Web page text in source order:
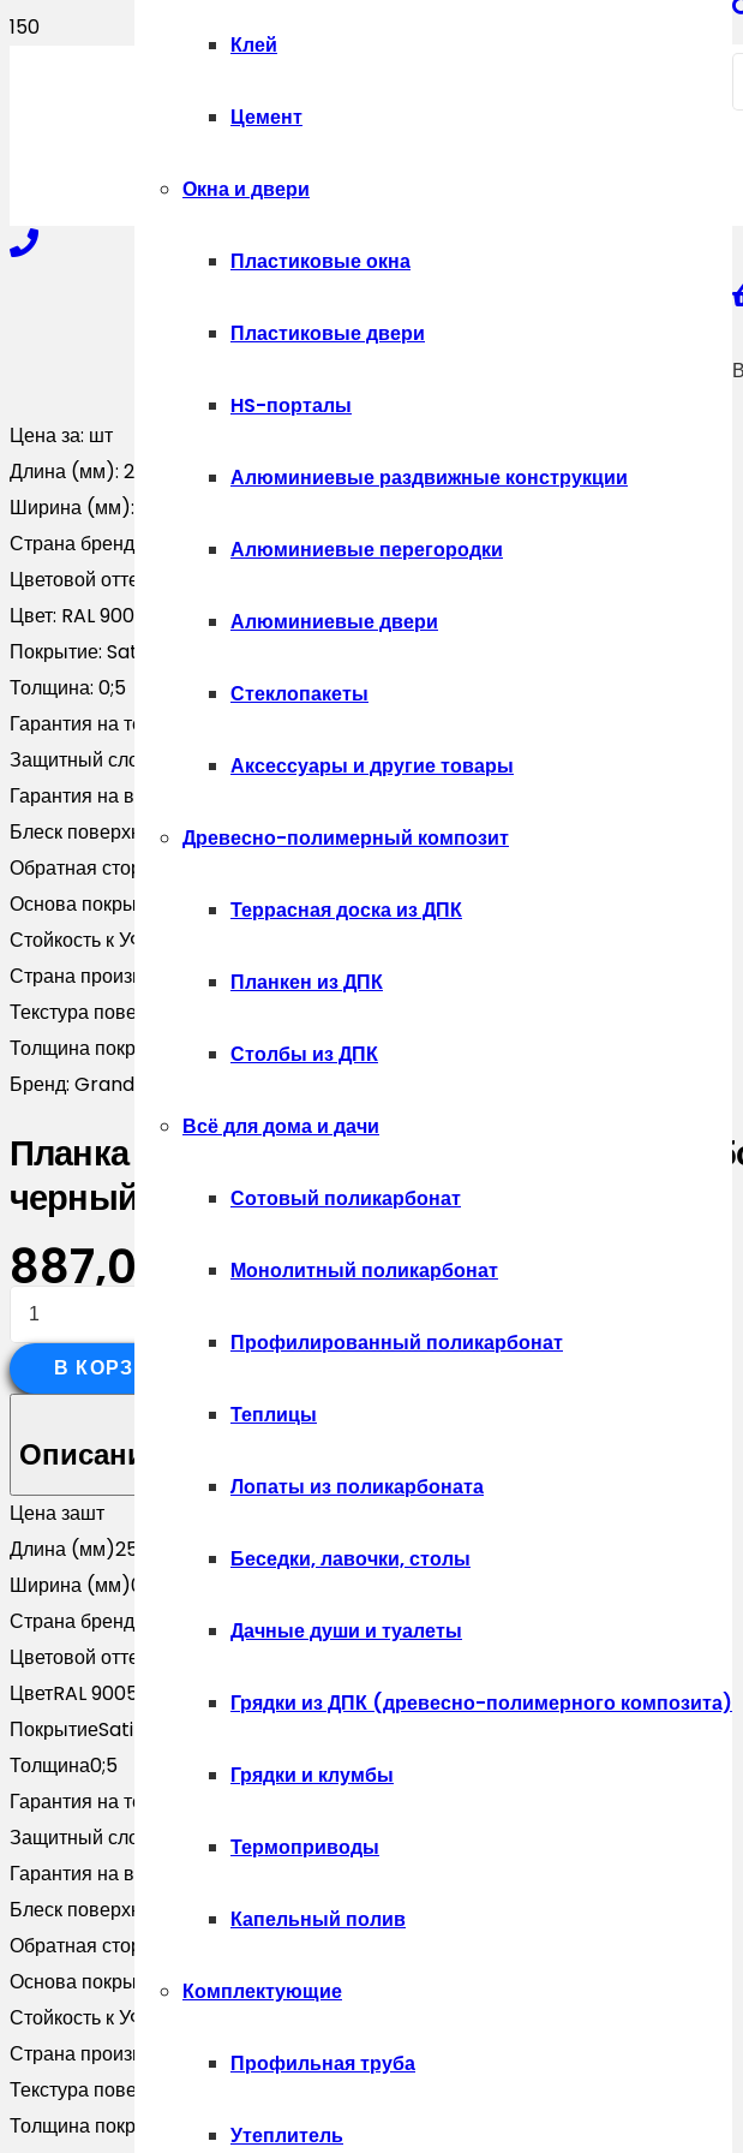
+7-910-327-77-88
Клей
Цемент
Окна и двери
Пластиковые окна
Пластиковые двери
HS-порталы
Алюминиевые раздвижные конструкции
Алюминиевые перегородки
Алюминиевые двери
Стеклопакеты
Аксессуары и другие товары
Древесно-полимерный композит
Террасная доска из ДПК
Планкен из ДПК
Столбы из ДПК
Всё для дома и дачи
Сотовый поликарбонат
Монолитный поликарбонат
Профилированный поликарбонат
Теплицы
Лопаты из поликарбоната
Беседки, лавочки, столы
Дачные души и туалеты
Грядки из ДПК (древесно-полимерного композита)
Грядки и клумбы
Термоприводы
Капельный полив
Комплектующие
Профильная труба
Утеплитель
Цена за: шт
Длина (мм): 2500
Ширина (мм):
Страна бренда:
Россия
Цветовой оттенок:
Цвет: RAL 9005
Покрытие: Satin
Толщина: 0;5
Гарантия на технические хара:
Защитный слой, г/м2: Zn 100-140
Гарантия на внешний вид:
Блеск поверхности:Глянцевая
Обратная сторона:
Основа покрытия:
Полиэфир
Стойкость к УФ:
Страна производитель: Россия
Текстура поверхности:
Толщина покрытия, мкм:25
Бренд: Grand Line
Планка опорная составная внешняя для
черный (2,5м)
887,00
Количество
товара
Планка
составная
для
забора
жалюзи
Palermo
0,5
Satin
RAL
9005
черный
(2,5м)
В КОРЗИНУ
Описание
Цена зашт
Длина (мм)2500
Ширина (мм)0
Страна бренда
Цветовой оттенок
ЦветRAL 9005
ПокрытиеSatin
Толщина0;5
Гарантия на технические хара
Защитный слой, г/м2
Zn 100-140
Гарантия на внешний вид
Блеск поверхности
Глянцевая
Обратная сторона
Основа покрытияПолиэфир
Стойкость к УФ
Страна производительРоссия
Текстура поверхности
Толщина покрытия, мкм 25